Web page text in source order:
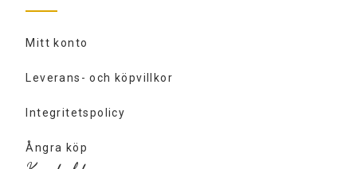
Mitt konto
Leverans- och köpvillkor
Integritetspolicy
Ångra köp